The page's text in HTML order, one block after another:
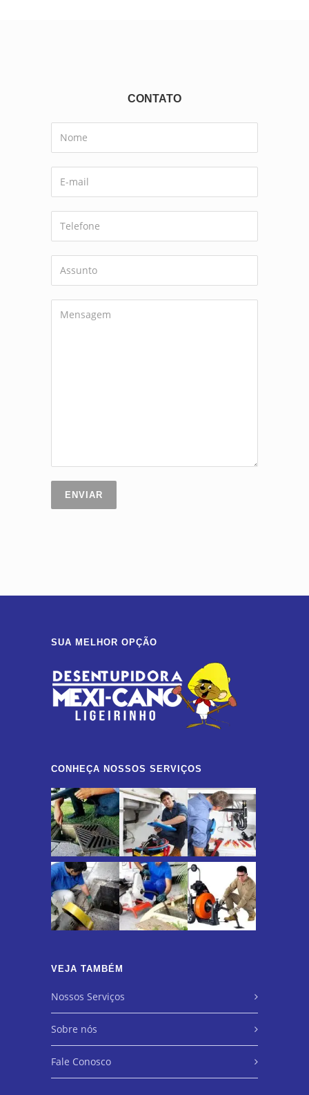
CONTATO
SUA MELHOR OPÇÃO
CONHEÇA NOSSOS SERVIÇOS
VEJA TAMBÉM
Nossos Serviços
Sobre nós
Fale Conosco